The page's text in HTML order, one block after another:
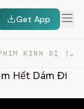
Get App
REVIEW PHIM KINH DỊ | XEM XONG BỘ PHIM HẾT DÁM ĐI CHỢ |… — TRANSCRIPT
Hết Dám Đi